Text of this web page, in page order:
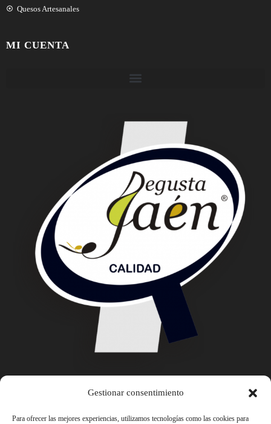
Gestionar consentimiento
Para ofrecer las mejores experiencias, utilizamos tecnologías como las cookies para
Quesos Artesanales
MI CUENTA